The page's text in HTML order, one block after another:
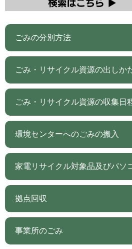
ごみの分別方法
ごみ・リサイクル資源の出しか
ごみ・リサイクル資源の収集日
環境センターへのごみの搬入
家電リサイクル対象品及びパソ
拠点回収
事業所のごみ